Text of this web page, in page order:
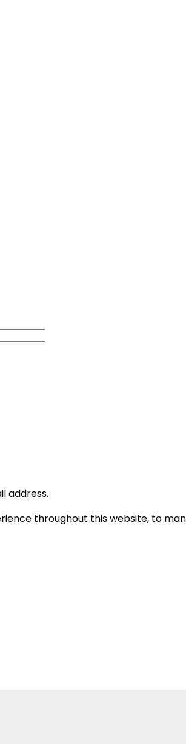
address.
throughout this website, to